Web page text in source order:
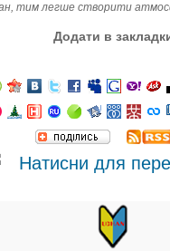
тим легше створити
Додати в